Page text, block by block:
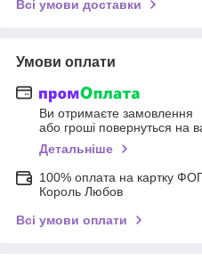
Всі умови доставки
Умови оплати
Ви отримаєте замовлення
або гроші повернуться на
Детальніше
100% оплата на картку
Король Любов
Всі умови оплати